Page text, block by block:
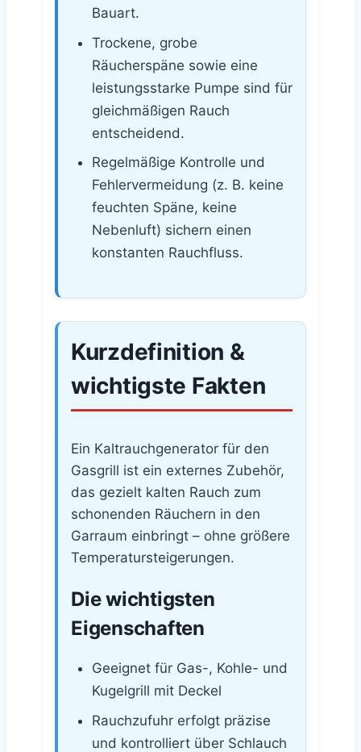
Bauart.
Trockene, grobe
Räucherspäne sowie eine
leistungsstarke Pumpe sind für
gleichmäßigen Rauch
entscheidend.
Regelmäßige Kontrolle und
Fehlervermeidung (z. B. keine
feuchten Späne, keine
Nebenluft) sichern einen
konstanten Rauchfluss.
Kurzdefinition &
wichtigste Fakten
Ein Kaltrauchgenerator für den
Gasgrill ist ein externes Zubehör,
das gezielt kalten Rauch zum
schonenden Räuchern in den
Garraum einbringt – ohne größere
Temperatursteigerungen.
Die wichtigsten
Eigenschaften
Geeignet für Gas-, Kohle- und
Kugelgrill mit Deckel
Rauchzufuhr erfolgt präzise
und kontrolliert über Schlauch